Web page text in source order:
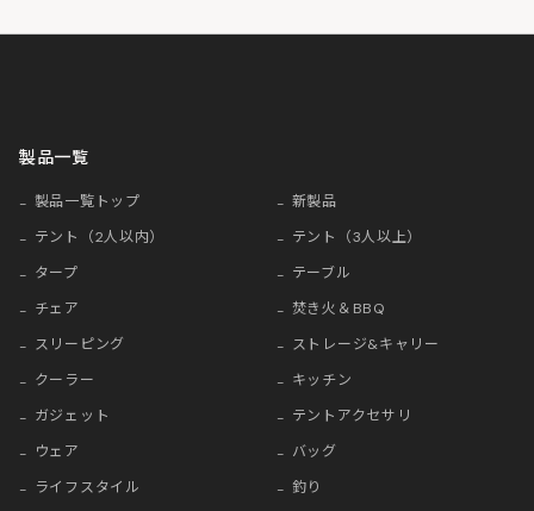
製品一覧
製品一覧トップ
新製品
テント（2人以内）
テント（3人以上）
タープ
テーブル
チェア
焚き火＆BBQ
スリーピング
ストレージ&キャリー
クーラー
キッチン
ガジェット
テントアクセサリ
ウェア
バッグ
ライフスタイル
釣り